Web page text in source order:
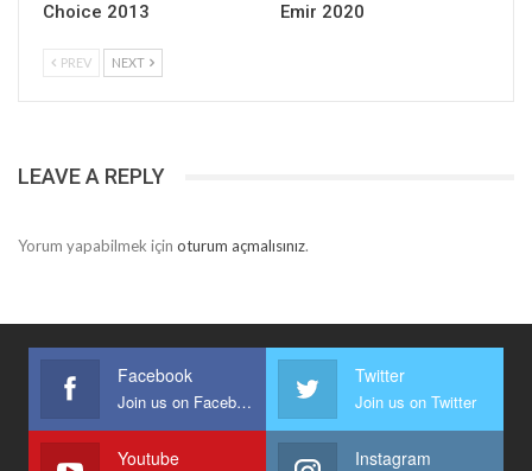
Choice 2013
Emir 2020
PREV NEXT
LEAVE A REPLY
Yorum yapabilmek için oturum açmalısınız.
Facebook
Join us on Facebook
Twitter
Join us on Twitter
Youtube Instagram